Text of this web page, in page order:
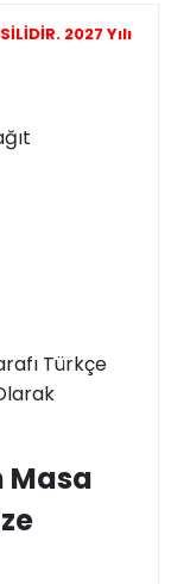
2027 Yılı
Türkçe
Masa